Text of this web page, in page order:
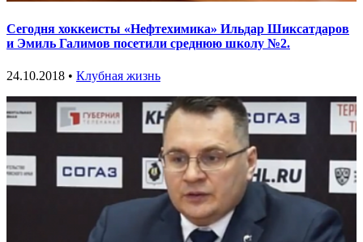
Сегодня хоккеисты «Нефтехимика» Ильдар Шиксатдаров
и Эмиль Галимов посетили среднюю школу №2.
24.10.2018 • Клубная жизнь